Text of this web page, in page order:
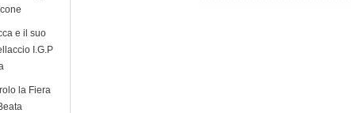
e il suo
I.G.P
la Fiera